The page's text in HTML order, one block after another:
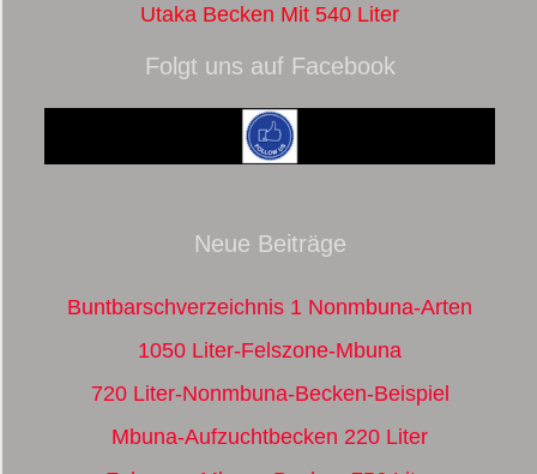
Utaka Becken Mit 540 Liter
Folgt uns auf Facebook
Neue Beiträge
Buntbarschverzeichnis 1 Nonmbuna-Arten
1050 Liter-Felszone-Mbuna
720 Liter-Nonmbuna-Becken-Beispiel
Mbuna-Aufzuchtbecken 220 Liter